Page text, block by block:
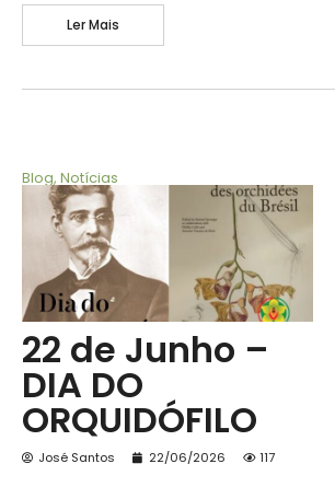
Ler Mais
Blog, Notícias
22 de Junho –
DIA DO
ORQUIDÓFILO
José Santos 22/06/2026 117